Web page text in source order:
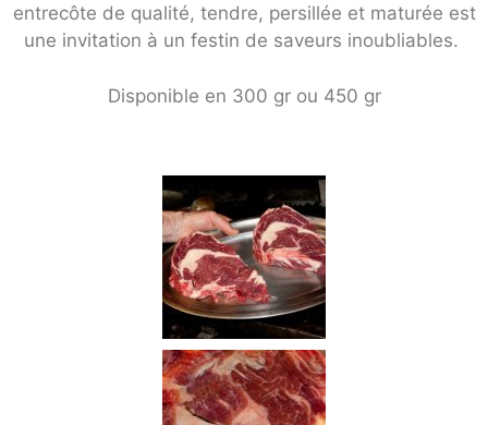
entrecôte de qualité, tendre, persillée et maturée est
une invitation à un festin de saveurs inoubliables.
Disponible en 300 gr ou 450 gr